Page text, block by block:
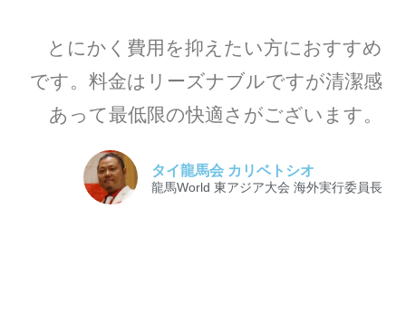
とにかく費用を抑えたい方におすすめ
です。料金はリーズナブルですが清潔感
あって最低限の快適さがございます。
タイ龍馬会 カリベトシオ
龍馬World 東アジア大会 海外実行委員長